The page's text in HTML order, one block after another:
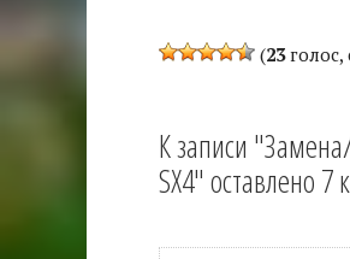
(23голос,
К записи
SX4" оставлено 7